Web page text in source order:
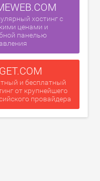
хостинг с
ценами и
панелью
и бесплатный
от крупнейшего
провайдера